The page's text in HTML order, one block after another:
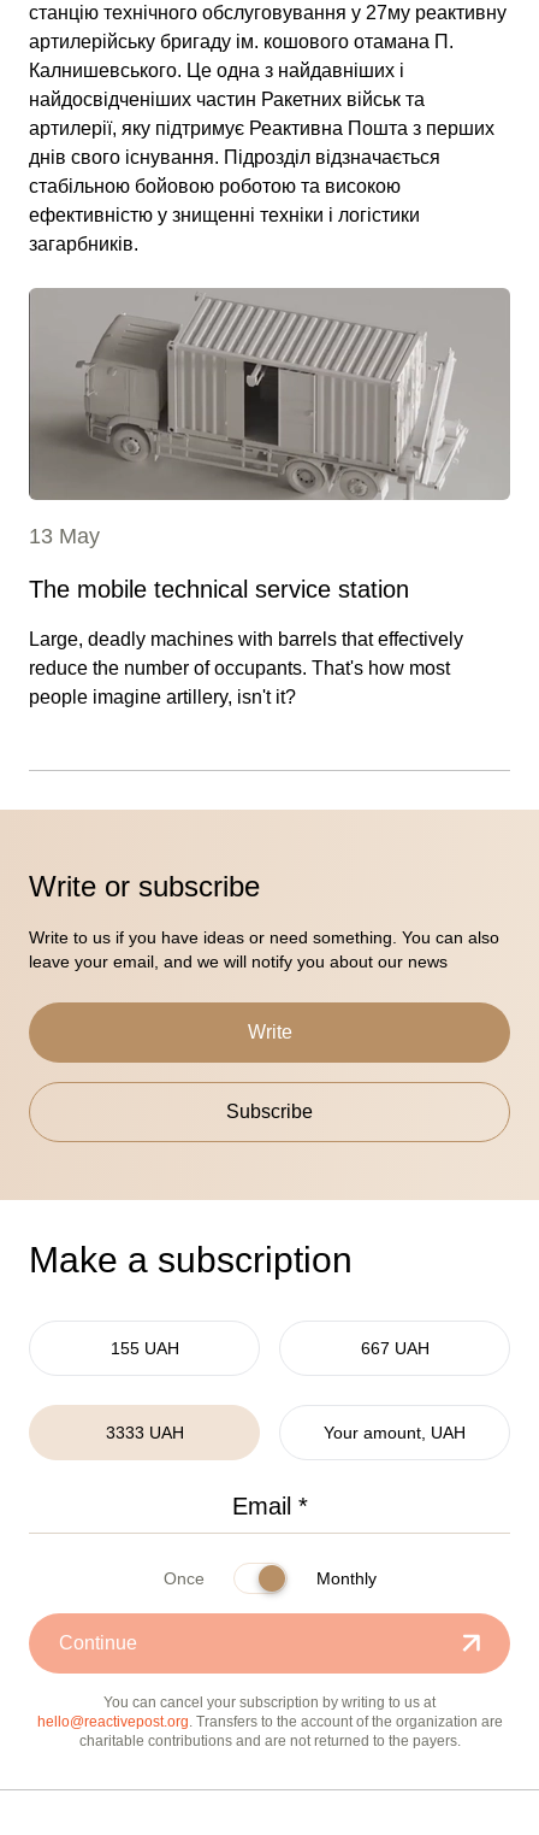
станцію технічного обслуговування у 27му реактивну
артилерійську бригаду ім. кошового отамана П.
Калнишевського. Це одна з найдавніших і
найдосвідченіших частин Ракетних військ та
артилерії, яку підтримує Реактивна Пошта з перших
днів свого існування. Підрозділ відзначається
стабільною бойовою роботою та високою
ефективністю у знищенні техніки і логістики
загарбників.
13 May
The mobile technical service station
Large, deadly machines with barrels that effectively
reduce the number of occupants. That's how most
people imagine artillery, isn't it?
Write or subscribe
Write to us if you have ideas or need something. You can also
leave your email, and we will notify you about our news
Write
Subscribe
Make a subscription
155 UAH 667 UAH
3333 UAH Your amount, UAH
Once Monthly
Continue
You can cancel your subscription by writing to us at
hello@reactivepost.org . Transfers to the account of the organization are
charitable contributions and are not returned to the payers.